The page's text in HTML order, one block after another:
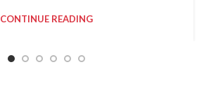
CONTINUE READING